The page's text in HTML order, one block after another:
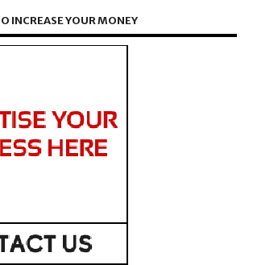
INCREASE YOUR MONEY